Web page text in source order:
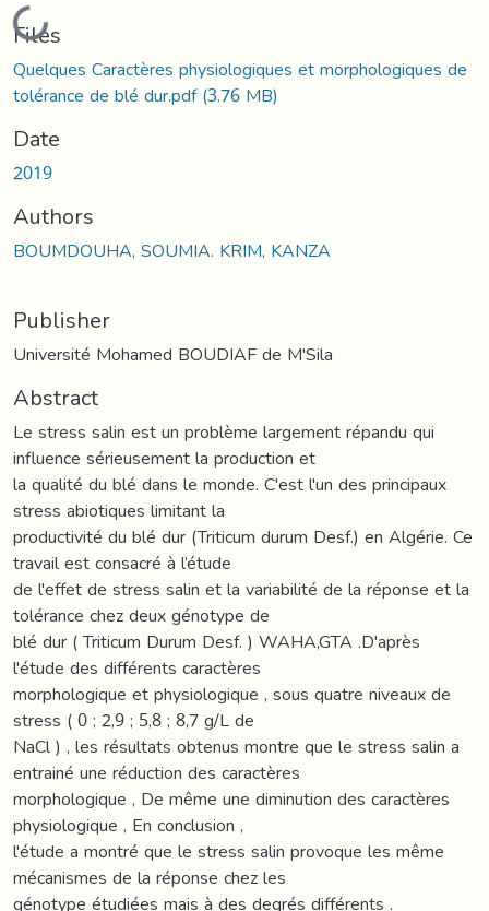
Loading...
Files
Quelques Caractères physiologiques et morphologiques de
tolérance de blé dur.pdf(3.76 MB)
Date
2019
Authors
BOUMDOUHA, SOUMIA. KRIM, KANZA
Publisher
Université Mohamed BOUDIAF de M'Sila
Abstract
Le stress salin est un problème largement répandu qui
influence sérieusement la production et
la qualité du blé dans le monde. C'est l'un des principaux
stress abiotiques limitant la
productivité du blé dur (Triticum durum Desf.) en Algérie. Ce
travail est consacré à l’étude
de l'effet de stress salin et la variabilité de la réponse et la
tolérance chez deux génotype de
blé dur ( Triticum Durum Desf. ) WAHA,GTA .D'après
l'étude des différents caractères
morphologique et physiologique , sous quatre niveaux de
stress ( 0 ; 2,9 ; 5,8 ; 8,7 g/L de
NaCl ) , les résultats obtenus montre que le stress salin a
entrainé une réduction des caractères
morphologique , De même une diminution des caractères
physiologique , En conclusion ,
l'étude a montré que le stress salin provoque les même
mécanismes de la réponse chez les
génotype étudiées mais à des degrés différents .